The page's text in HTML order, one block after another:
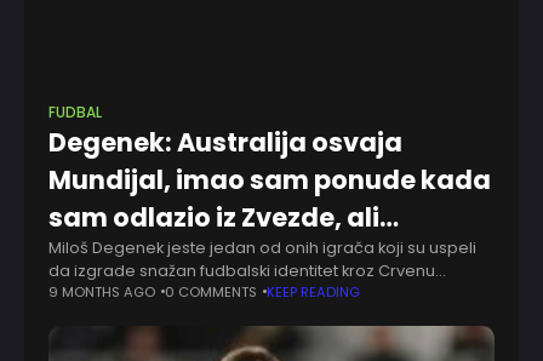
FUDBAL
Degenek: Australija osvaja
Mundijal, imao sam ponude kada
sam odlazio iz Zvezde, ali…
Miloš Degenek jeste jedan od onih igrača koji su uspeli
da izgrade snažan fudbalski identitet kroz Crvenu
zvezdu i reprezentaciju Australije, ali i da ostanu verni
9 MONTHS AGO 0 COMMENTS KEEP READING